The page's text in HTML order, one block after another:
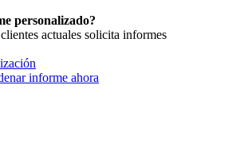
personalizado?
actuales solicita informes
informe ahora